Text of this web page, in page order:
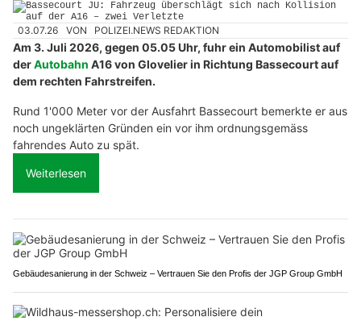
03.07.26 VON POLIZEI.NEWS REDAKTION
Am 3. Juli 2026, gegen 05.05 Uhr, fuhr ein Automobilist auf
derAutobahn A16 von Glovelier in Richtung Bassecourt auf
dem rechten Fahrstreifen.
Rund 1'000 Meter vor der Ausfahrt Bassecourt bemerkte er aus
noch ungeklärten Gründen ein vor ihm ordnungsgemäss
fahrendes Auto zu spät.
Weiterlesen
Gebäudesanierung in der Schweiz – Vertrauen Sie den Profis der JGP Group GmbH